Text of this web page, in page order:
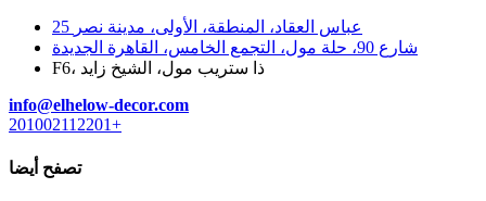
25 عباس العقاد، المنطقة، الأولى، مدينة نصر
شارع 90، حلة مول، التجمع الخامس، القاهرة الجديدة
F6، ذا ستريب مول، الشيخ زايد
info@elhelow-decor.com
201002112201+
تصفح أيضا